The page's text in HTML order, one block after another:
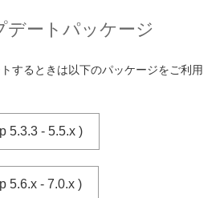
デートパッケージ
するときは以下のパッケージをご利用
5.3.3 - 5.5.x )
5.6.x - 7.0.x )